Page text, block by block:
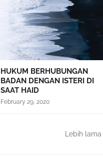
HUKUM BERHUBUNGAN
BADAN DENGAN ISTERI DI
SAAT HAID
February 29, 2020
Lebih lama